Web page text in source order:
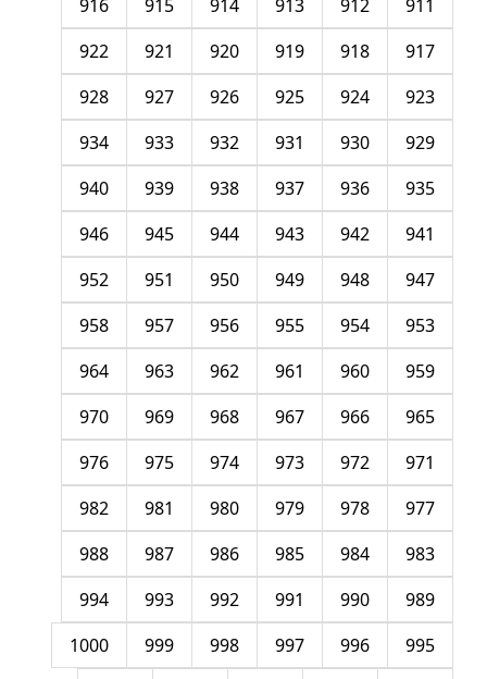
911
912
913
914
915
916
917
918
919
920
921
922
923
924
925
926
927
928
929
930
931
932
933
934
935
936
937
938
939
940
941
942
943
944
945
946
947
948
949
950
951
952
953
954
955
956
957
958
959
960
961
962
963
964
965
966
967
968
969
970
971
972
973
974
975
976
977
978
979
980
981
982
983
984
985
986
987
988
989
990
991
992
993
994
995
996
997
998
999
1000